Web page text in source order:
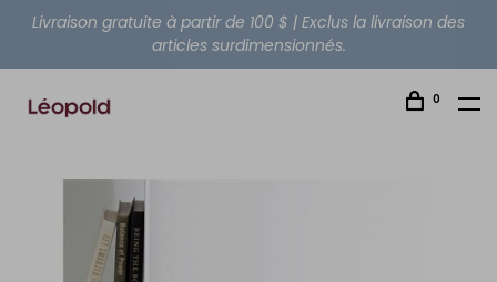
Livraison gratuite à partir de 100 $ | Exclus la livraison des
articles surdimensionnés.
0